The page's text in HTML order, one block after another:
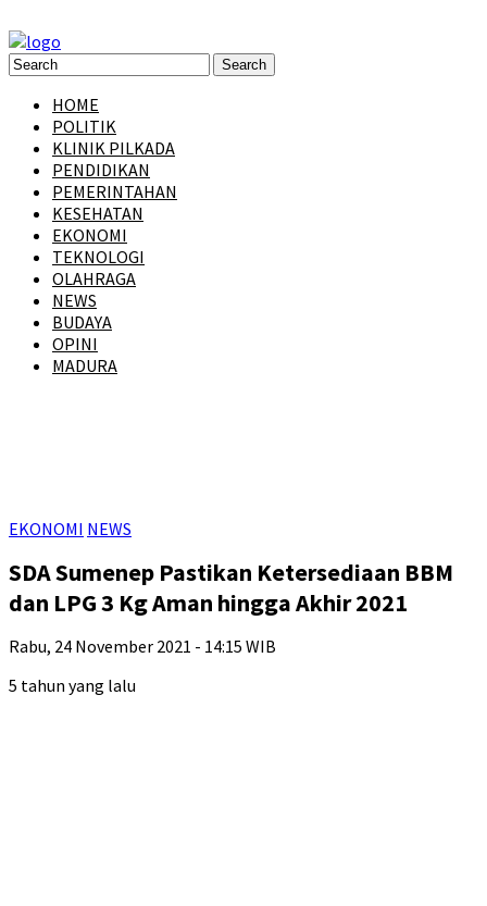
HOME
POLITIK
KLINIK PILKADA
PENDIDIKAN
PEMERINTAHAN
KESEHATAN
EKONOMI
TEKNOLOGI
OLAHRAGA
NEWS
BUDAYA
OPINI
MADURA
EKONOMI NEWS
SDA Sumenep Pastikan Ketersediaan BBM
dan LPG 3 Kg Aman hingga Akhir 2021
Rabu, 24 November 2021 - 14:15 WIB
5 tahun yang lalu